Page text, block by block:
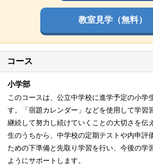
教室見学（無料）
コース
小学部
このコースは、公立中学校に進学予定の小学
す。「宿題カレンダー」などを使用して学習
継続して努力し続けていくことの大切さを伝
生のうちから、中学校の定期テストや内申評
ための下準備と先取り学習を行い、今後の学
ようにサポートします。